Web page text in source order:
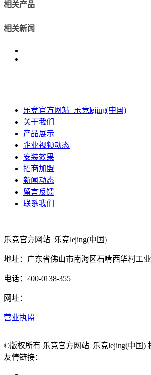
相关产品
相关新闻
乐竞官方网站_乐竞lejing(中国)
关于我们
产品展示
企业视频动态
安装效果
招商加盟
新闻动态
留言反馈
联系我们
乐竞官方网站_乐竞lejing(中国)
地址：广东省佛山市南海区石啃西华村工
电话：400-0138-355
网址：
营业执照
©版权所有 乐竞官方网站_乐竞lejing(中国)
友情链接：